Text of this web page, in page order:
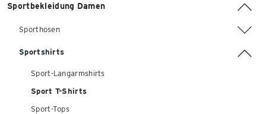
Sportbekleidung Damen
Sporthosen
Sportshirts
Sport-Langarmshirts
Sport T-Shirts
Sport-Tops